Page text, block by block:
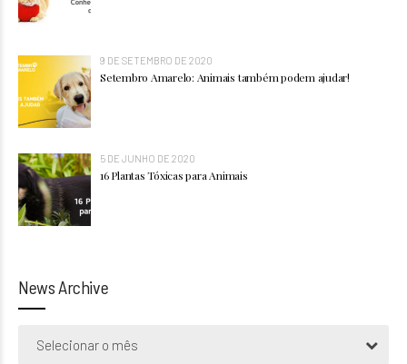
9 DE SETEMBRO DE 2020
Setembro Amarelo: Animais também podem ajudar!
5 DE JUNHO DE 2020
16 Plantas Tóxicas para Animais
News Archive
Selecionar o mês